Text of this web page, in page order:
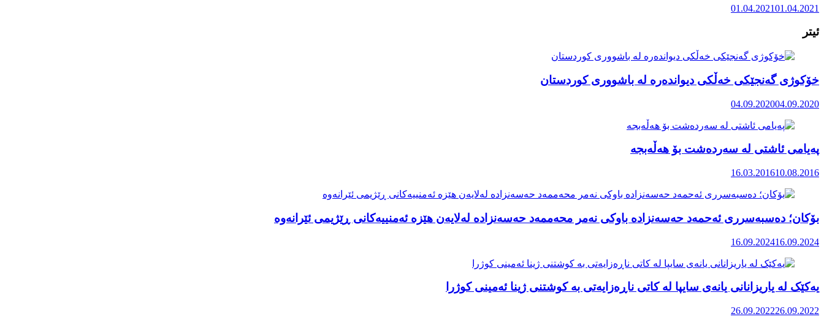
01.04.202101.04.2021
ئیتر
خۆکوژی گەنجێکی خەڵکی دیواندەرە لە باشووری کوردستان
04.09.202004.09.2020
پەیامى ئاشتى لە سەردەشت بۆ هەڵەبجە
16.03.201610.08.2016
بۆکان؛ دەسبەسرری ئەحمەد حەسەنزادە باوکی نەمر محەممەد حەسەنزادە لەلایەن هێزە ئەمنییەکانی ڕێژیمی ئێرانەوە
16.09.202416.09.2024
یەکێک لە یاریزانانی یانەی سایپا لە کاتی ناڕەزایەتی بە کوشتنی ژینا ئەمینی کوژرا
26.09.202226.09.2022